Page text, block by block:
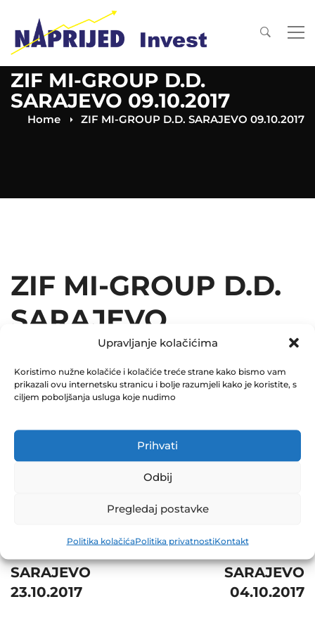
Upravljanje kolačićima
Koristimo nužne kolačiće i kolačiće treće strane kako bismo vam
prikazali ovu internetsku stranicu i bolje razumjeli kako je koristite, s
ciljem poboljšanja usluga koje nudimo
Prihvati
Odbij
Pregledaj postavke
Politika kolačićaPolitika privatnostiKontakt
ZIF MI-GROUP D.D.
SARAJEVO 09.10.2017
Home ZIF MI-GROUP D.D. SARAJEVO 09.10.2017
ZIF MI-GROUP D.D.
SARAJEVO
09.10.2017
December 31, 2017
0 Comments
Share
navigation
SARAJEVO
23.10.2017
SARAJEVO
04.10.2017